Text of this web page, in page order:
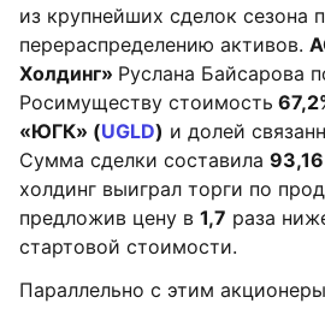
из крупнейших сделок сезона
перераспределению активов.
Холдинг» Руслана Байсарова
Росимуществу стоимость
«ЮГК» (UGLD) и долей
Сумма сделки составила
холдинг выиграл торги по
предложив цену в 1,7 раза
стартовой стоимости.
Параллельно с этим